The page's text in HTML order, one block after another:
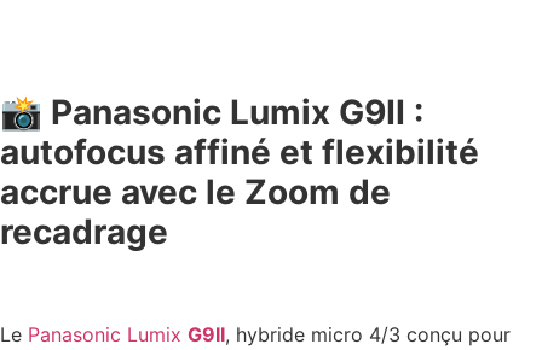
📸 Panasonic Lumix G9II :
autofocus affiné et flexibilité
accrue avec le Zoom de
recadrage
Le Panasonic Lumix G9II, hybride micro 4/3 conçu pour